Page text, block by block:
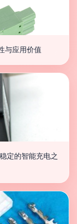
与应用价值
定的智能充电之